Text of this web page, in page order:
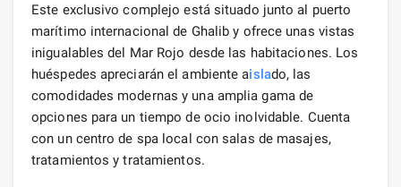
Este exclusivo complejo está situado junto al puerto
marítimo internacional de Ghalib y ofrece unas vistas
inigualables del Mar Rojo desde las habitaciones. Los
huéspedes apreciarán el ambiente aislado, las
comodidades modernas y una amplia gama de
opciones para un tiempo de ocio inolvidable. Cuenta
con un centro de spa local con salas de masajes,
tratamientos y tratamientos.